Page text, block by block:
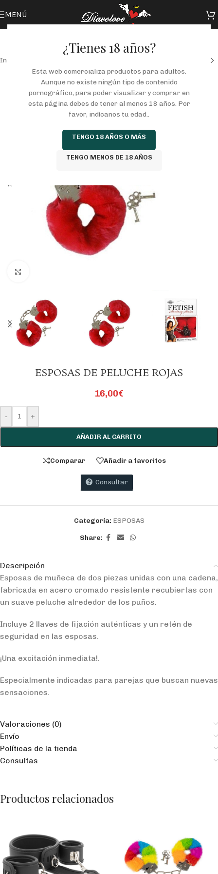
¿Tienes 18 años?
Esta web comercializa productos para adultos.
Aunque no existe ningún tipo de contenido
pornográfico, para poder visualizar y comprar en
esta página debes de tener al menos 18 años. Por
favor, indícanos tu edad..
TENGO 18 AÑOS O MÁS
TENGO MENOS DE 18 AÑOS
MENÚ
Inicio
ESPOSAS DE PELUCHE ROJAS
16,00€
- +
AÑADIR AL CARRITO
Comparar Añadir a favoritos
Consultar
Categoría: ESPOSAS
Share:
Descripción
Esposas de muñeca de dos piezas unidas con una cadena,
fabricada en acero cromado resistente recubiertas con
un suave peluche alrededor de los puños.
Incluye 2 llaves de fijación auténticas y un retén de
seguridad en las esposas.
¡Una excitación inmediata!.
Especialmente indicadas para parejas que buscan nuevas
sensaciones.
Valoraciones (0)
Envío
Políticas de la tienda
Consultas
Productos relacionados